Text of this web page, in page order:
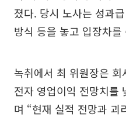
졌다. 당시 노사는 성과
방식 등을 놓고 입장차
녹취에서 최 위원장은
전자 영업이익 전망치를
며 “현재 실적 전망과 괴